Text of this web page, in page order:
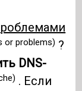
or problems) ?
DNS-
. Если